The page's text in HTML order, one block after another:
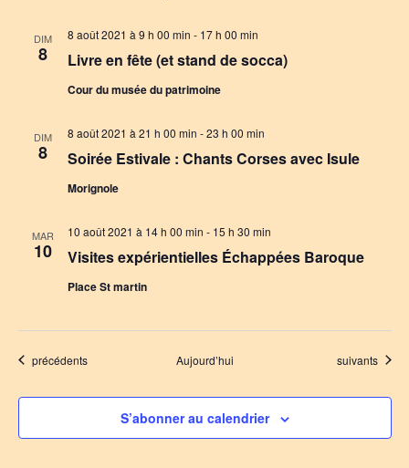
DIM
8 Livre en fête (et stand de socca)
8 août 2021 à 9 h 00 min - 17 h 00 min
Cour du musée du patrimoine
DIM
8 Soirée Estivale : Chants Corses avec Isule
8 août 2021 à 21 h 00 min -23 h 00 min
Morignole
MAR
10 Visites expérientielles Échappées Baroque
10 août 2021 à 14 h 00 min - 15 h 30 min
Place St martin
Évènements
précédents Aujourd’hui Évènements
suivants
S’abonner au calendrier